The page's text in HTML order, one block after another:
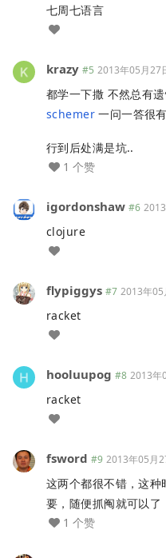
七周七语言
krazy #5 2013年05月27
都学一下撒 不然总有
schemer一问一答很
行到后处满是坑..
1 个赞
igordonshaw #6
clojure
flypiggys #7 2013年05
racket
hooluupog #8 2013年
racket
fsword #9 2013年05月
这两个都很不错，这
要，随便抓阄就可以了
1 个赞